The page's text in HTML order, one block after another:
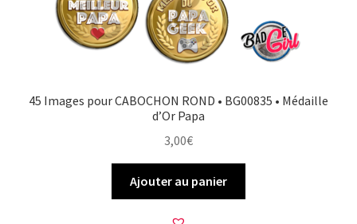
45 Images pour CABOCHON ROND • BG00835 • Médaille
d’Or Papa
3,00€
Ajouter au panier